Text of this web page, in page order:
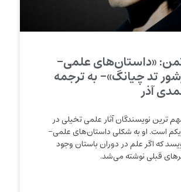
«داستان‌های علمی-
تد چیانگ»- به ترجمه
آذر
ترین نویسندگان آثار علمی تخیلی در
است. او به شکلی داستان‌های علمی-
که اگر علم در دوران باستان وجود
قبلی نوشته می‌شد.